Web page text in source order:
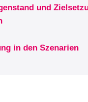
und
in den Szenarien